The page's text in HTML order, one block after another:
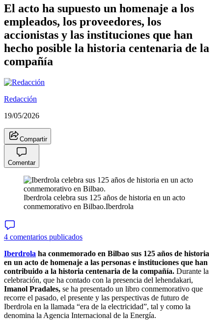
El acto ha supuesto un homenaje a los
empleados, los proveedores, los
accionistas y las instituciones que han
hecho posible la historia centenaria de la
compañía
Redacción
19/05/2026
Compartir
Comentar
Iberdrola celebra sus 125 años de historia en un acto
conmemorativo en Bilbao.Iberdrola
4 comentarios publicados
Iberdrola ha conmemorado en Bilbao sus 125 años de historia
en un acto de homenaje a las personas e instituciones que han
contribuido a la historia centenaria de la compañía. Durante la
celebración, que ha contado con la presencia del lehendakari,
Imanol Pradales, se ha presentado un libro conmemorativo que
recorre el pasado, el presente y las perspectivas de futuro de
Iberdrola en la llamada “era de la electricidad”, tal y como la
denomina la Agencia Internacional de la Energía.